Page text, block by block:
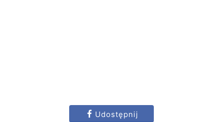
Udostępnij